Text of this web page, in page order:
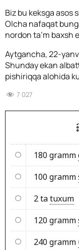
Biz bu keksga asos
Olcha nafaqat
nordon ta’m baxsh
Aytgancha, 22-
Shunday ekan
pishiriqqa alohida
7 027
180 gramm
100 gramm
2 tatuxum
120 gramm
240 gramm